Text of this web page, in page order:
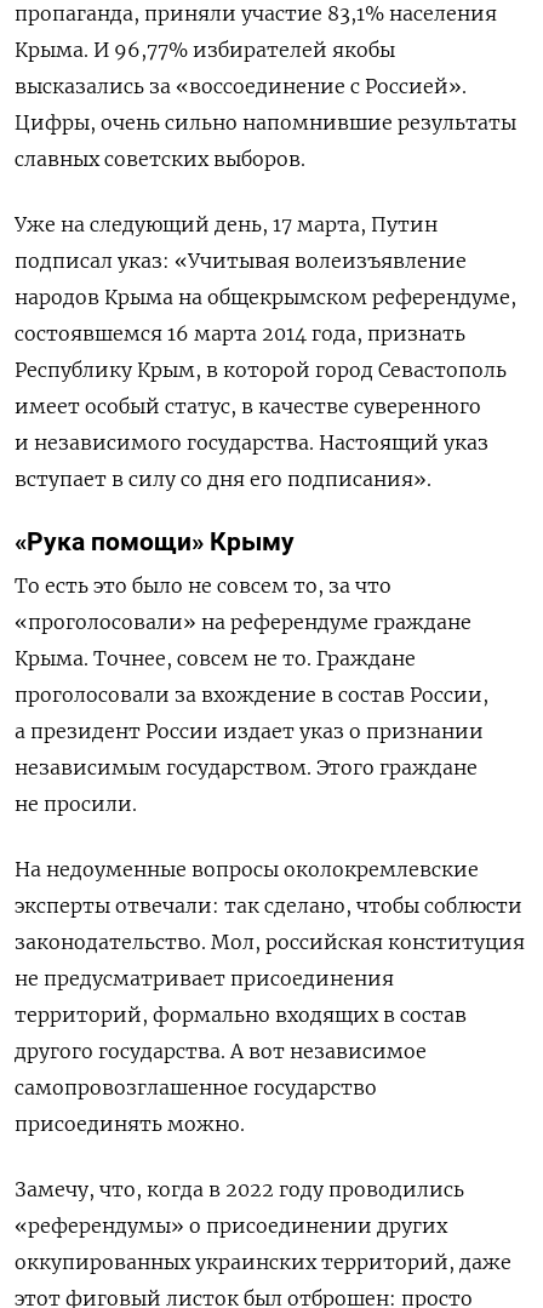
пропаганда, приняли участие 83,1% населения
Крыма. И 96,77% избирателей якобы
высказались за «воссоединение с Россией».
Цифры, очень сильно напомнившие результаты
славных советских выборов.
Уже на следующий день, 17 марта, Путин
подписал указ: «Учитывая волеизъявление
народов Крыма на общекрымском референдуме,
состоявшемся 16 марта 2014 года, признать
Республику Крым, в которой город Севастополь
имеет особый статус, в качестве суверенного
и независимого государства. Настоящий указ
вступает в силу со дня его подписания».
«Рука помощи» Крыму
То есть это было не совсем то, за что
«проголосовали» на референдуме граждане
Крыма. Точнее, совсем не то. Граждане
проголосовали за вхождение в состав России,
а президент России издает указ о признании
независимым государством. Этого граждане
не просили.
На недоуменные вопросы околокремлевские
эксперты отвечали: так сделано, чтобы соблюсти
законодательство. Мол, российская конституция
не предусматривает присоединения
территорий, формально входящих в состав
другого государства. А вот независимое
самопровозглашенное государство
присоединять можно.
Замечу, что, когда в 2022 году проводились
«референдумы» о присоединении других
оккупированных украинских территорий, даже
этот фиговый листок был отброшен: просто